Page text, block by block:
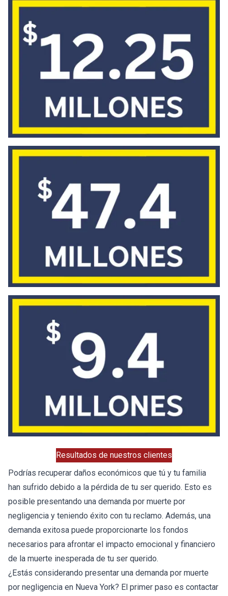
Resultados de nuestros clientes
Podrías recuperar daños económicos que tú y tu familia
han sufrido debido a la pérdida de tu ser querido. Esto es
posible presentando una demanda por muerte por
negligencia y teniendo éxito con tu reclamo. Además, una
demanda exitosa puede proporcionarte los fondos
necesarios para afrontar el impacto emocional y financiero
de la muerte inesperada de tu ser querido.
¿Estás considerando presentar una demanda por muerte
por negligencia en Nueva York? El primer paso es contactar